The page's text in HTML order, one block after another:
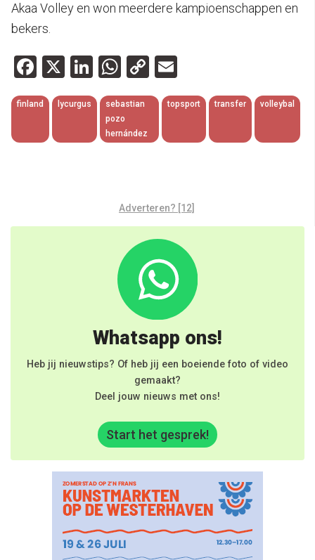
Akaa Volley en won meerdere kampioenschappen en
bekers.
Facebook
X LinkedIn
WhatsApp
Copy
Link
finland lycurgus
sebastian
pozo
hernández
topsport transfer volleybal
Adverteren? [12]
Whatsapp ons!
Heb jij nieuwstips? Of heb jij een boeiende foto of video
gemaakt?
Deel jouw nieuws met ons!
Start het gesprek!